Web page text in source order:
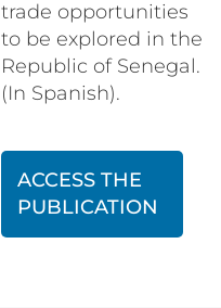
trade opportunities
to be explored in the
Republic of Senegal.
(In Spanish).
ACCESS THE
PUBLICATION